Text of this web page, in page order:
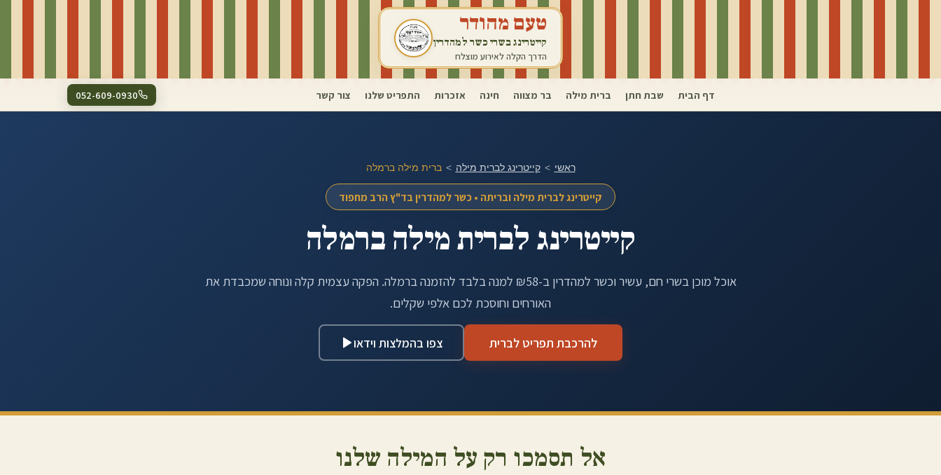
טעם מהודר
קייטרינג בשרי כשר למהדרין
הדרך הקלה לאירוע מוצלח
דף הבית שבת חתן ברית מילה בר מצווה חינה אזכרות התפריט שלנו צור קשר 052-609-0930
ראשי > קייטרינג לברית מילה > ברית מילה ברמלה
קייטרינג לברית מילה ובריתה • כשר למהדרין בד"ץ הרב מחפוד
קייטרינג לברית מילה ברמלה
אוכל מוכן בשרי חם, עשיר וכשר למהדרין ב-₪58 למנה בלבד להזמנה ב רמלה. הפקה עצמית קלה ונוחה שמכבדת את
האורחים וחוסכת לכם אלפי שקלים.
להרכבת תפריט לברית צפו בהמלצות וידאו
אל תסמכו רק על המילה שלנו